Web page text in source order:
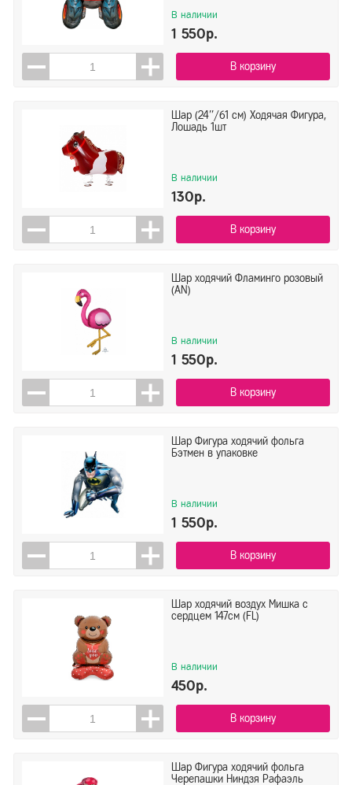
В наличии
1 550р.
В корзину
Шар (24''/61 см) Ходячая Фигура,
Лошадь 1шт
В наличии
130р.
В корзину
Шар ходячий Фламинго розовый
(AN)
В наличии
1 550р.
В корзину
Шар Фигура ходячий фольга
Бэтмен в упаковке
В наличии
1 550р.
В корзину
Шар ходячий воздух Мишка с
сердцем 147см (FL)
В наличии
450р.
В корзину
Шар Фигура ходячий фольга
Черепашки Ниндзя Рафаэль